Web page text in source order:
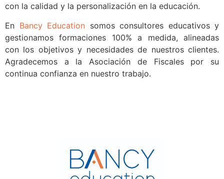
con la calidad y la personalización en la educación.
En Bancy Education somos consultores educativos y
gestionamos formaciones 100% a medida, alineadas
con los objetivos y necesidades de nuestros clientes.
Agradecemos a la Asociación de Fiscales por su
continua confianza en nuestro trabajo.